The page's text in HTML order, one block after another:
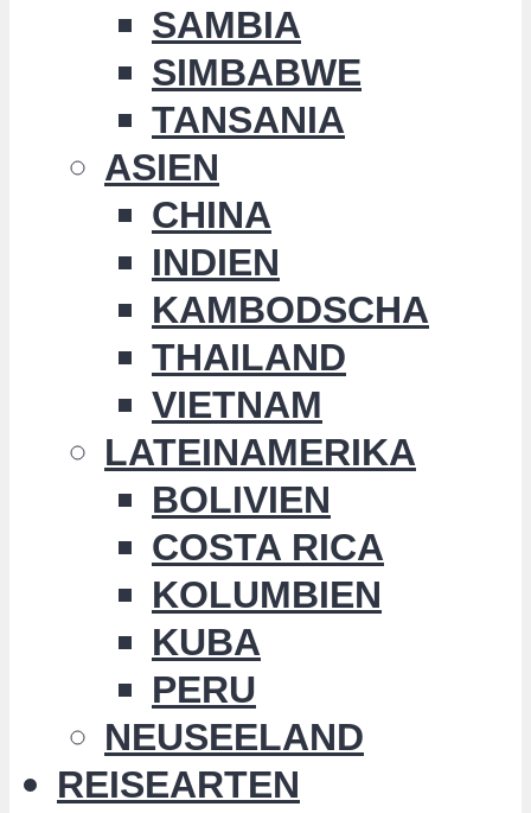
SAMBIA
SIMBABWE
TANSANIA
ASIEN
CHINA
INDIEN
KAMBODSCHA
THAILAND
VIETNAM
LATEINAMERIKA
BOLIVIEN
COSTA RICA
KOLUMBIEN
KUBA
PERU
NEUSEELAND
REISEARTEN